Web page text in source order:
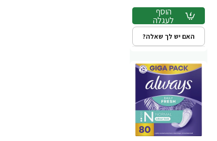
הוסף
לעגלה
האם יש לך שאלה?